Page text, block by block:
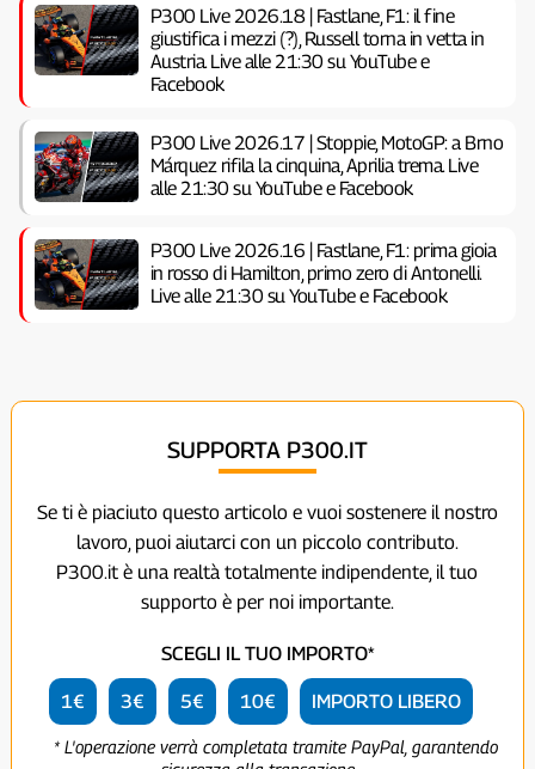
P300 Live 2026.18 | Fastlane, F1: il fine
giustifica i mezzi (?), Russell torna in vetta in
Austria. Live alle 21:30 su YouTube e
Facebook
P300 Live 2026.17 | Stoppie, MotoGP: a Brno
Márquez rifila la cinquina, Aprilia trema. Live
alle 21:30 su YouTube e Facebook
P300 Live 2026.16 | Fastlane, F1: prima gioia
in rosso di Hamilton, primo zero di Antonelli.
Live alle 21:30 su YouTube e Facebook
SUPPORTA P300.IT
Se ti è piaciuto questo articolo e vuoi sostenere il nostro
lavoro, puoi aiutarci con un piccolo contributo.
P300.it è una realtà totalmente indipendente, il tuo
supporto è per noi importante.
SCEGLI IL TUO IMPORTO*
1€ 3€ 5€ 10€ IMPORTO LIBERO
* L'operazione verrà completata tramite PayPal, garantendo